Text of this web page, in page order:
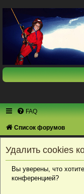
FAQ
Список форумов
Удалить cookies
Вы уверены, что
конференцией?